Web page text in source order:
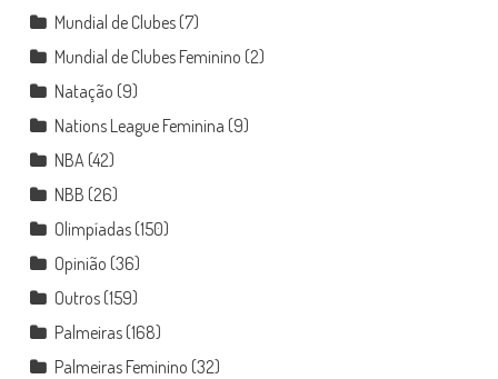
Mundial de Clubes(7)
Mundial de Clubes Feminino (2)
Natação (9)
Nations League Feminina (9)
NBA(42)
NBB (26)
Olimpíadas(150)
Opinião (36)
Outros(159)
Palmeiras(168)
Palmeiras Feminino (32)